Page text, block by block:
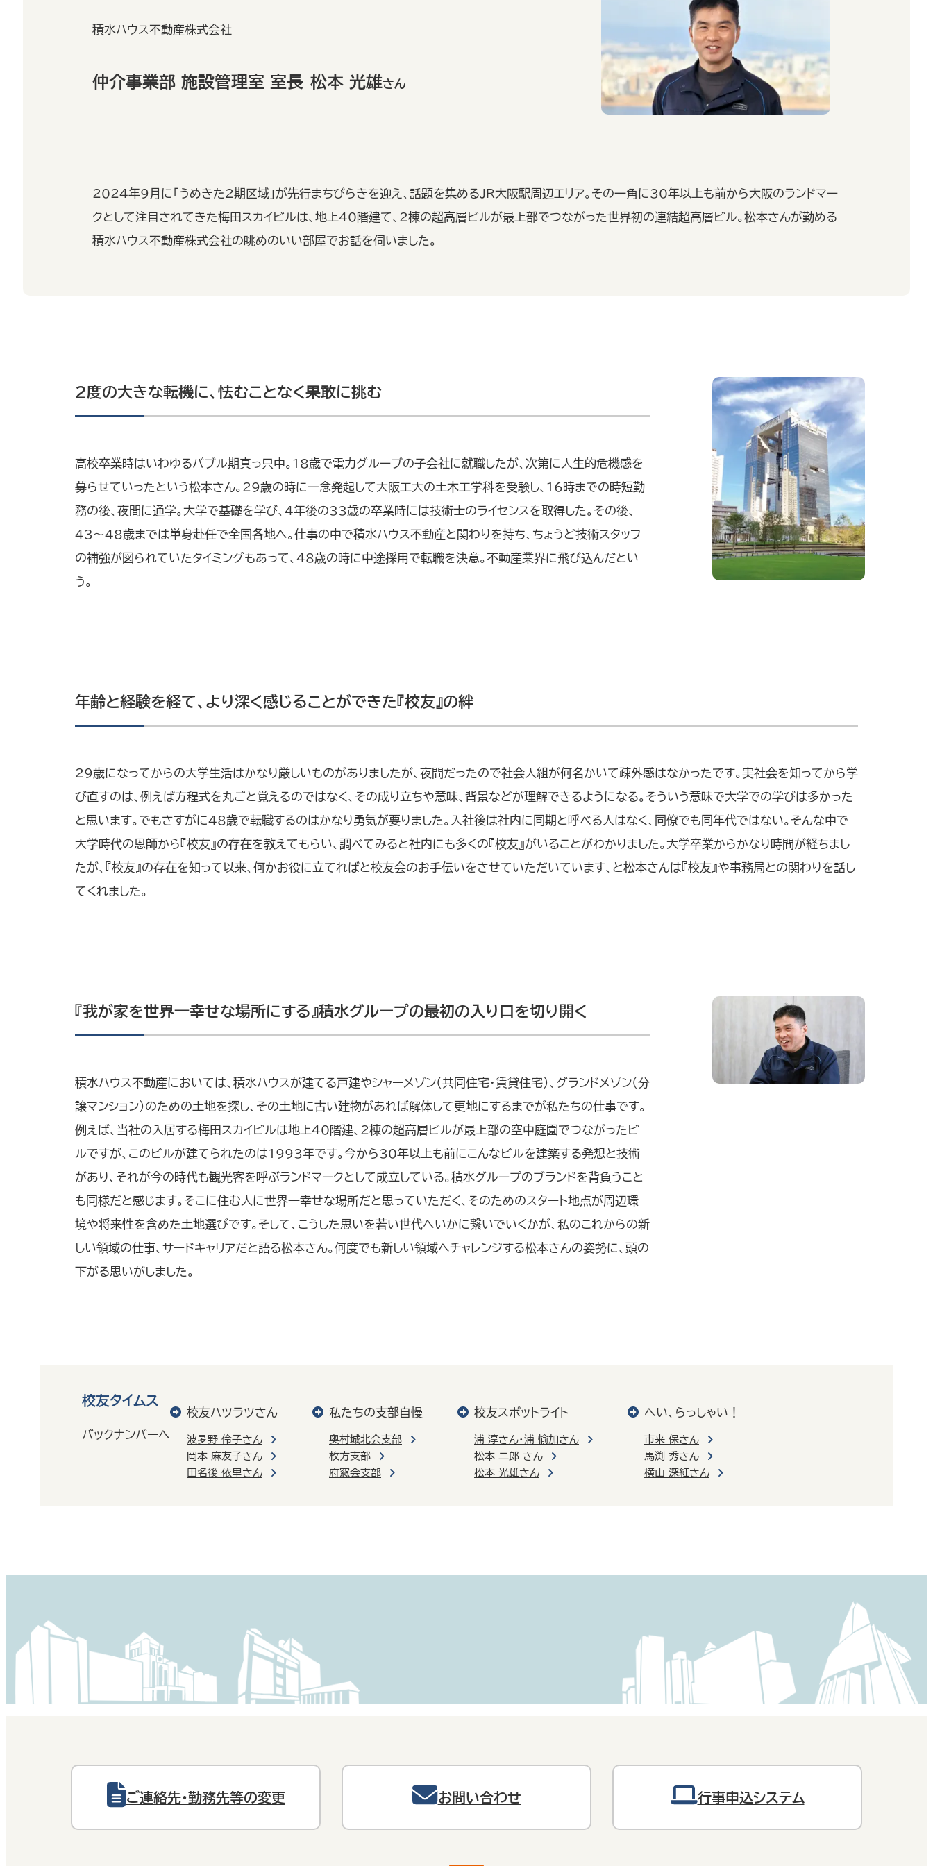
積水ハウス不動産株式会社
仲介事業部 施設管理室 室長 松本 光雄さん
2024年9月に「うめきた2期区域」が先行まちびらきを迎え、話題を集めるJR大阪駅周辺エリア。その一角に30年以上も前から大阪のランドマー
クとして注目されてきた梅田スカイビルは、地上40階建て、2棟の超高層ビルが最上部でつながった世界初の連結超高層ビル。松本さんが勤める
積水ハウス不動産株式会社の眺めのいい部屋でお話を伺いました。
2度の大きな転機に、怯むことなく果敢に挑む
高校卒業時はいわゆるバブル期真っ只中。18歳で電力グループの子会社に就職したが、次第に人生的危機感を
募らせていったという松本さん。29歳の時に一念発起して大阪工大の土木工学科を受験し、16時までの時短勤
務の後、夜間に通学。大学で基礎を学び、４年後の33歳の卒業時には技術士のライセンスを取得した。その後、
43～48歳までは単身赴任で全国各地へ。仕事の中で積水ハウス不動産と関わりを持ち、ちょうど技術スタッフ
の補強が図られていたタイミングもあって、48歳の時に中途採用で転職を決意。不動産業界に飛び込んだとい
う。
年齢と経験を経て、より深く感じることができた『校友』の絆
29歳になってからの大学生活はかなり厳しいものがありましたが、夜間だったので社会人組が何名かいて疎外感はなかったです。実社会を知ってから学
び直すのは、例えば方程式を丸ごと覚えるのではなく、その成り立ちや意味、背景などが理解できるようになる。そういう意味で大学での学びは多かった
と思います。でもさすがに48歳で転職するのはかなり勇気が要りました。入社後は社内に同期と呼べる人はなく、同僚でも同年代ではない。そんな中で
大学時代の恩師から『校友』の存在を教えてもらい、調べてみると社内にも多くの『校友』がいることがわかりました。大学卒業からかなり時間が経ちまし
たが、『校友』の存在を知って以来、何かお役に立てればと校友会のお手伝いをさせていただいています、と松本さんは『校友』や事務局との関わりを話し
てくれました。
『我が家を世界一幸せな場所にする』積水グループの最初の入り口を切り開く
積水ハウス不動産においては、積水ハウスが建てる戸建やシャーメゾン（共同住宅・賃貸住宅）、グランドメゾン（分
譲マンション）のための土地を探し、その土地に古い建物があれば解体して更地にするまでが私たちの仕事です。
例えば、当社の入居する梅田スカイビルは地上40階建、2棟の超高層ビルが最上部の空中庭園でつながったビ
ルですが、このビルが建てられたのは1993年です。今から30年以上も前にこんなビルを建築する発想と技術
があり、それが今の時代も観光客を呼ぶランドマークとして成立している。積水グループのブランドを背負うこと
も同様だと感じます。そこに住む人に世界一幸せな場所だと思っていただく、そのためのスタート地点が周辺環
境や将来性を含めた土地選びです。そして、こうした思いを若い世代へいかに繋いでいくかが、私のこれからの新
しい領域の仕事、サードキャリアだと語る松本さん。何度でも新しい領域へチャレンジする松本さんの姿勢に、頭の
下がる思いがしました。
校友タイムス
バックナンバーへ
校友ハツラツさん
波夛野 伶子さん
岡本 麻友子さん
田名後 依里さん
私たちの支部自慢
奥村城北会支部
枚方支部
府窓会支部
校友スポットライト
浦 淳さん・浦 愉加さん
松本 二郎 さん
松本 光雄さん
へい、らっしゃい！
市来 保さん
馬渕 秀さん
横山 深紅さん
ご連絡先・勤務先等の変更 お問い合わせ 行事申込システム